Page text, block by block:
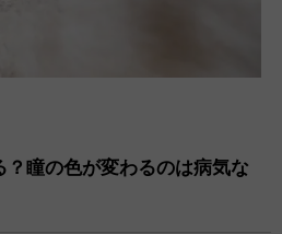
瞳の色が変わるのは病気な